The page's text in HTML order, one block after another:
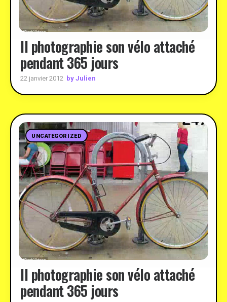
Il photographie son vélo attaché
pendant 365 jours
22 janvier 2012 by Julien
UNCATEGORIZED
Il photographie son vélo attaché
pendant 365 jours